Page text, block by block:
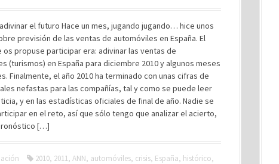
el futuro Hace un mes, jugando jugando… hice unos
previsión de las ventas de automóviles en España. El
os propuse participar era: adivinar las ventas de
(turismos) en España para diciembre 2010 y algunos meses
Finalmente, el año 2010 ha terminado con unas cifras de
nefastas para las compañías, tal y como se puede leer
y en las estadísticas oficiales de final de año. Nadie se
en el reto, así que sólo tengo que analizar el acierto,
[…]
2010, 2011, ANN, automóviles, crisis, España, histórico,